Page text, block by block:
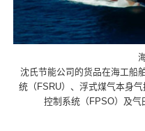
沈氏节能公司的货品在海工船
统（FSRU）、浮式煤气本身
控制系统（FPSO）及气